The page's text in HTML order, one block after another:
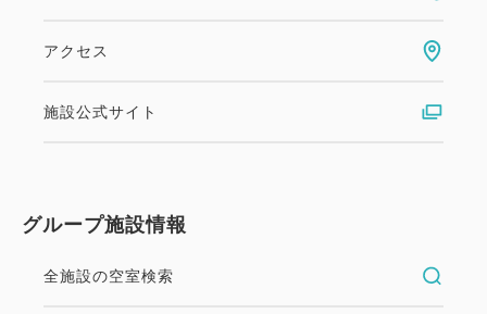
※大型車輌（バス、トラック）ご利用のお客様は
【事前予約】が必要ですので当ホテルまでお問い合
加料金なし
◆自販機（１Ｆ／２Ｆ）(ソフトドリンクのみ)
アクセス
施設公式サイト
グループ施設情報
全施設の空室検索